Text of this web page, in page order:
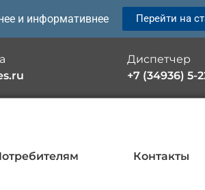
и информативнее Перейти на
Диспетчер
+7 (34936) 5-
Контакты